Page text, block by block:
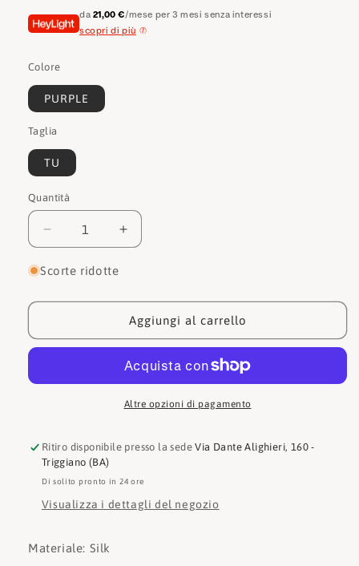
da 21,00 €/mese per 3 mesi senza interessi
scopri di più
Colore
PURPLE
Taglia
TU
Quantità
Quantità
Diminuisci
quantità
per
Sciarpa
AW8659SIL90
Aumenta
quantità
Sciarpa
AW8659SIL90
Scorte ridotte
Aggiungi al carrello
Altre opzioni di pagamento
Ritiro disponibile presso la sedeVia Dante Alighieri, 160 -
Triggiano (BA)
Di solito pronto in 24 ore
Visualizza i dettagli del negozio
Materiale: Silk